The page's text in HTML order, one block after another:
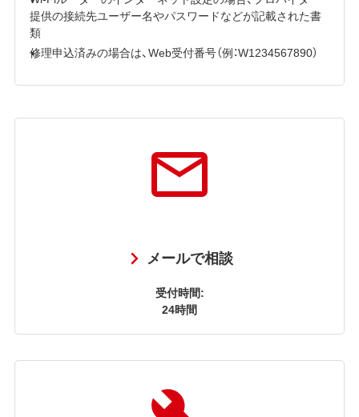
提供の接続先ユーザー名やパスワードなどが記載された書
類
修理申込済みの場合は、Web受付番号（例：W1234567890）
メールで相談
受付時間:
24時間